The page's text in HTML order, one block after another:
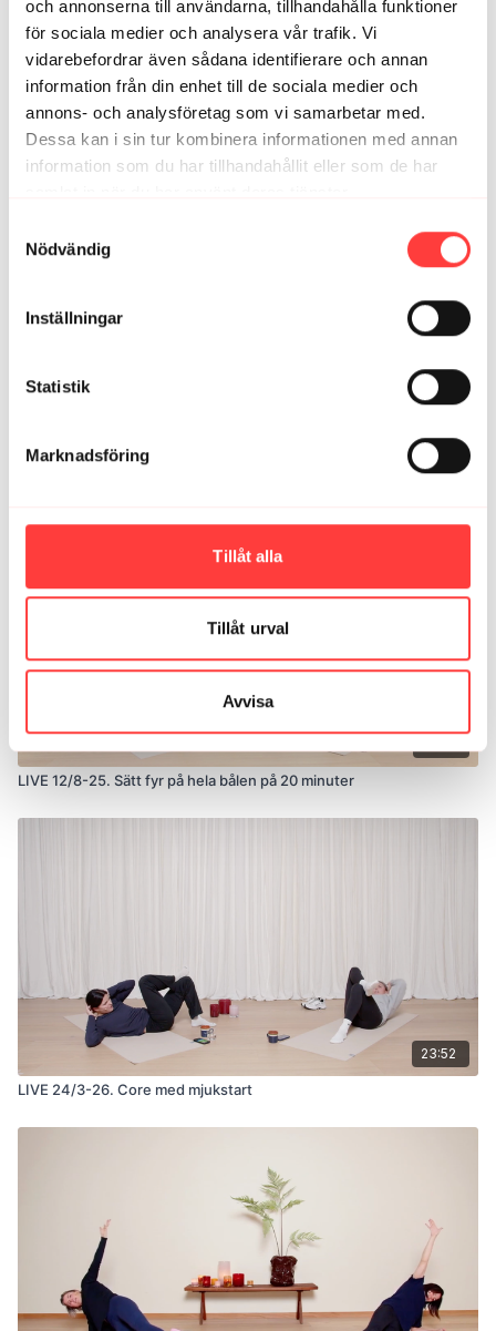
och annonserna till användarna, tillhandahålla funktioner
för sociala medier och analysera vår trafik. Vi
vidarebefordrar även sådana identifierare och annan
information från din enhet till de sociala medier och
annons- och analysföretag som vi samarbetar med.
Dessa kan i sin tur kombinera informationen med annan
information som du har tillhandahållit eller som de har
Nödvändig
Inställningar
Statistik
Marknadsföring
Tillåt alla
Tillåt urval
Avvisa
Cecilia februari 17
Skönt! 😊👍🏼
2
Relaterade videor
19:18
LIVE 4/11-24. 15 minuters kärnverksamhet
LIVE 12/8-25. Sätt fyr på hela bålen på 20 minuter
23:52
LIVE 24/3-26. Core med mjukstart